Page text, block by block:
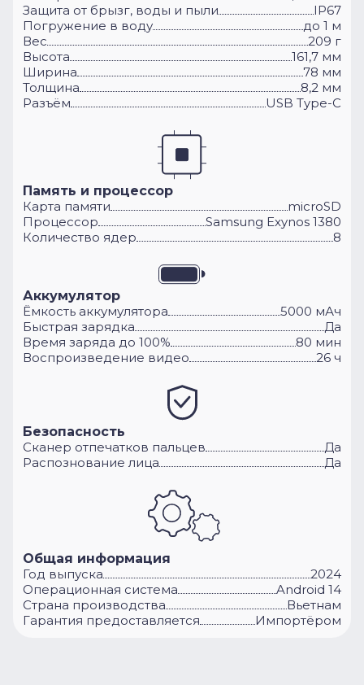
Защита от брызг, воды и пыли
IP67
Погружение в воду
до 1 м
Вес
209 г
Высота
161,7 мм
Ширина
78 мм
Толщина
8,2 мм
Разъём
USB Type-C
Память и процессор
Карта памяти
microSD
Процессор
Samsung Exynos 1380
Количество ядер
8
Аккумулятор
Ёмкость аккумулятора
5000 мАч
Быстрая зарядка
Да
Время заряда до 100%
80 мин
Воспроизведение видео
26 ч
Безопасность
Сканер отпечатков пальцев
Да
Распознование лица
Да
Общая информация
Год выпуска
2024
Операционная система
Android 14
Cтрана производства
Вьетнам
Гарантия предоставляется
Импортёром